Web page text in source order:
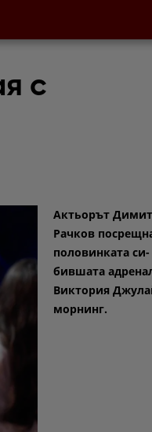
с
Актьорът
Рачков
половинката си-
бившата
Виктория
морнинг.